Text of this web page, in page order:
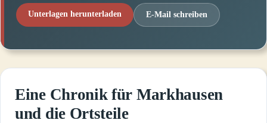
Unterlagen herunterladen E-Mail schreiben
Eine Chronik für Markhausen
und die Ortsteile